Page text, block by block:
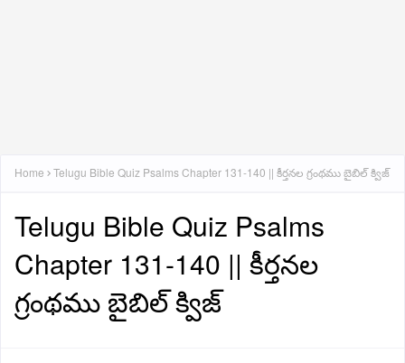
Home Telugu Bible Quiz Psalms Chapter 131-140 || కీర్తనల గ్రంథము బైబిల్ క్విజ్
Telugu Bible Quiz Psalms
Chapter 131-140 || కీర్తనల
గ్రంథము బైబిల్ క్విజ్